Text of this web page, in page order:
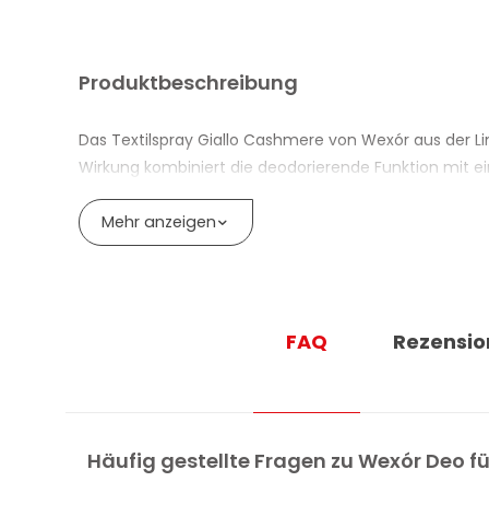
Produktbeschreibung
Das Textilspray Giallo Cashmere von Wexór aus der
Wirkung kombiniert die deodorierende Funktion mit
Die Formel enthält Antigeruchs-Wirkstoffe der
Patchouliholz aufgebaut und hat einen warmen,
VORTEILE DES TEXTILSPRAYS GIALLO
Duftnote mit Ylang-Ylang, Cashmere und
Mehr anzeigen
FAQ
Häufig gestellte Fragen zu Wexór Deo